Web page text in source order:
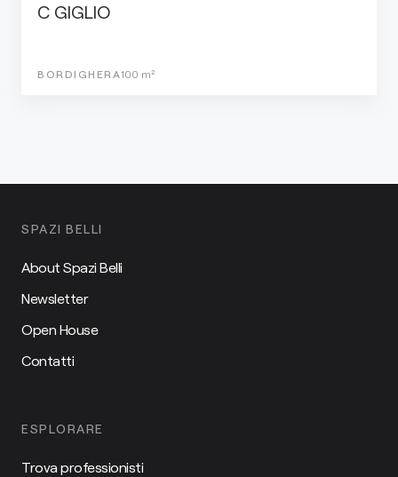
C GIGLIO
BORDIGHERA100 m²
SPAZI BELLI
About Spazi Belli
Newsletter
Open House
Contatti
ESPLORARE
Trova professionisti